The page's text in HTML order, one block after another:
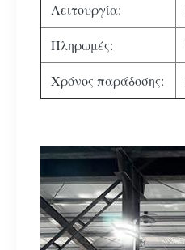
Λειτουργία:
Πληρωμές:
Χρόνος παράδοσης: